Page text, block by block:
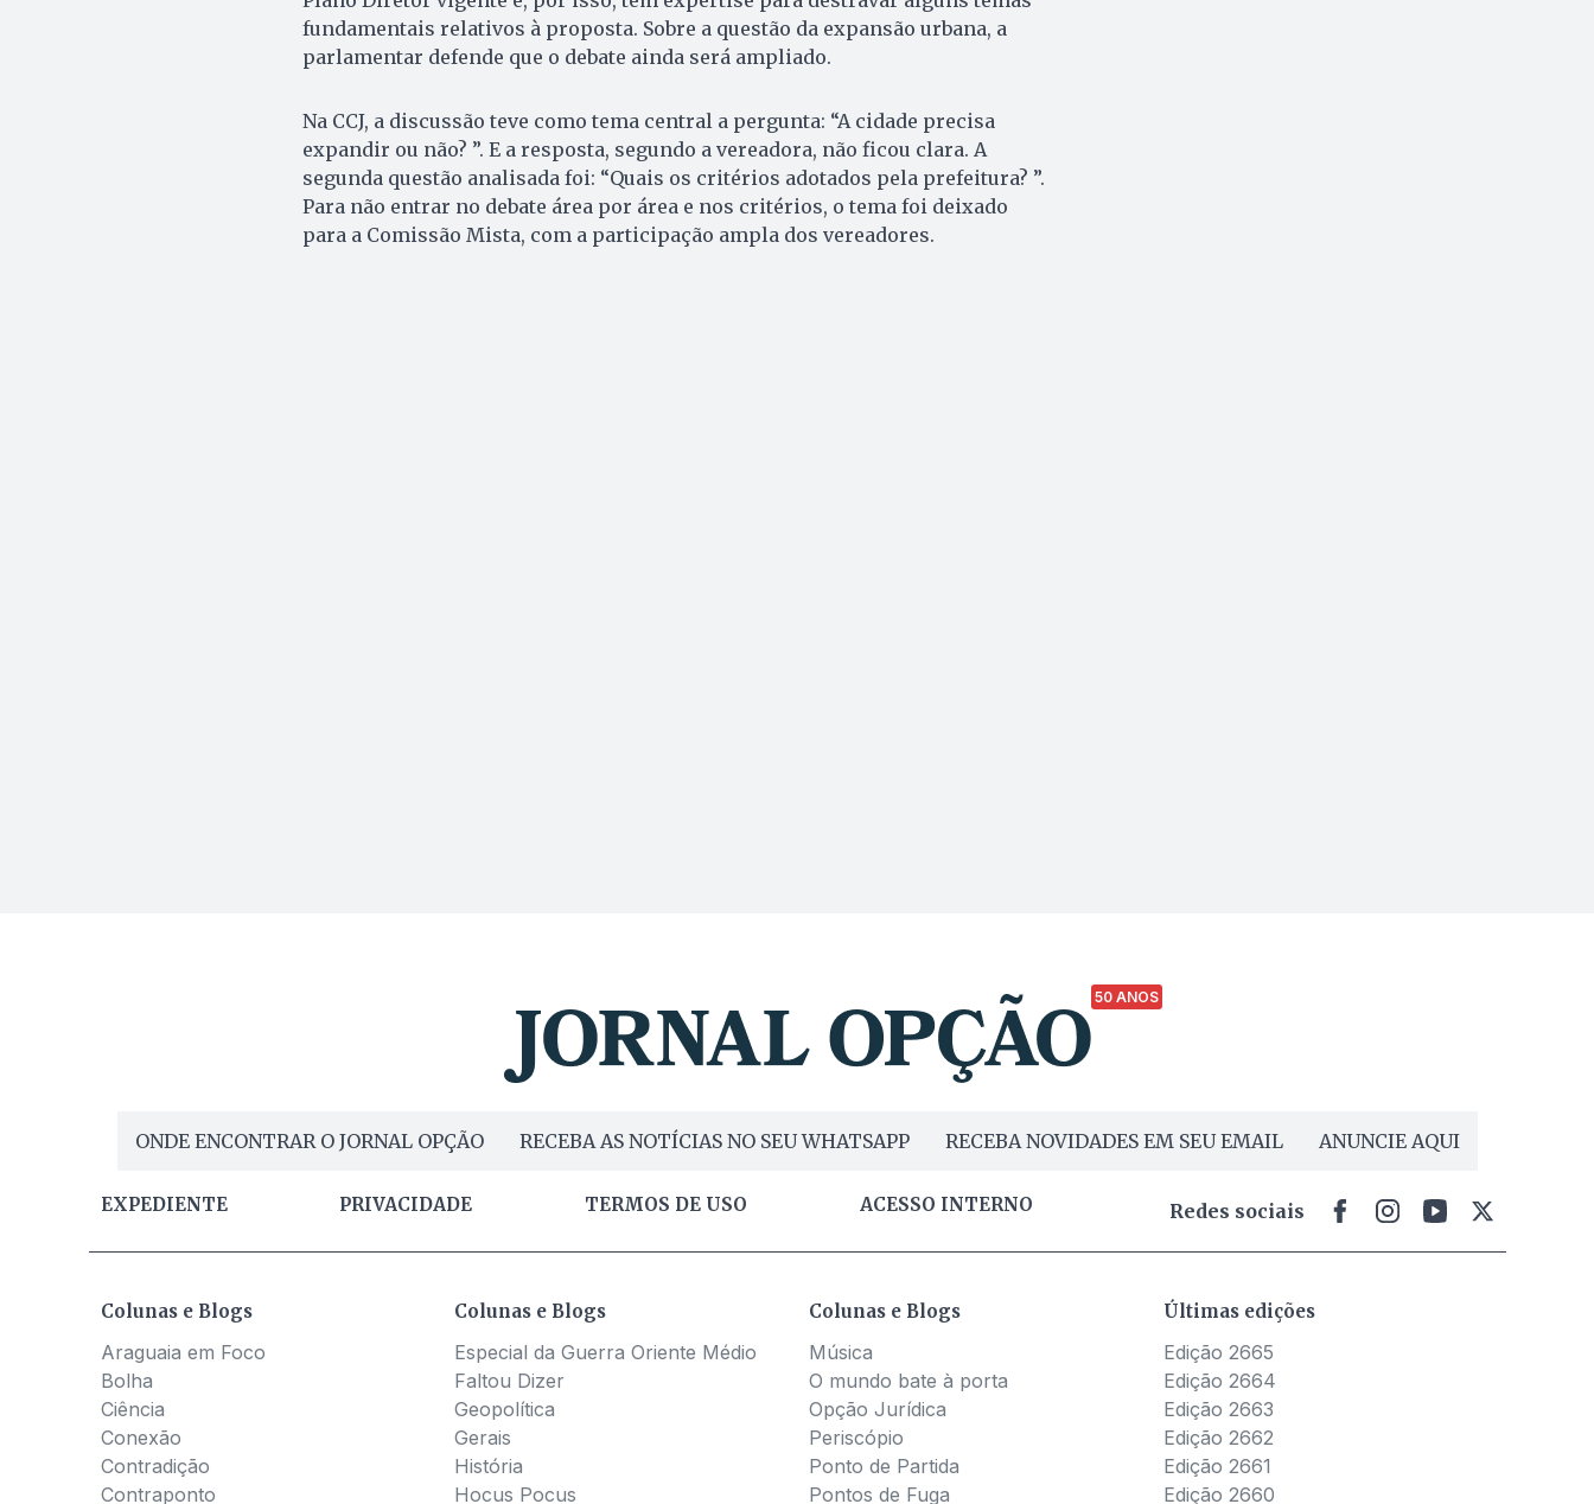
fundamentais relativos à proposta. Sobre a questão da expansão urbana, a
parlamentar defende que o debate ainda será ampliado.
Na CCJ, a discussão teve como tema central a pergunta: “A cidade precisa
expandir ou não? ”. E a resposta, segundo a vereadora, não ficou clara. A
segunda questão analisada foi: “Quais os critérios adotados pela prefeitura? ”.
Para não entrar no debate área por área e nos critérios, o tema foi deixado
para a Comissão Mista, com a participação ampla dos vereadores.
50 ANOS
ONDE ENCONTRAR O JORNAL OPÇÃO RECEBA AS NOTÍCIAS NO SEU WHATSAPP RECEBA NOVIDADES EM SEU EMAIL ANUNCIE AQUI
EXPEDIENTE PRIVACIDADE TERMOS DE USO ACESSO INTERNO Redes sociais
Colunas e Blogs
Araguaia em Foco
Bolha
Ciência
Conexão
Contradição
Contraponto
Colunas e Blogs
Especial da Guerra Oriente Médio
Faltou Dizer
Geopolítica
Gerais
História
Hocus Pocus
Colunas e Blogs
Música
O mundo bate à porta
Opção Jurídica
Periscópio
Ponto de Partida
Pontos de Fuga
Últimas edições
Edição 2665
Edição 2664
Edição 2663
Edição 2662
Edição 2661
Edição 2660